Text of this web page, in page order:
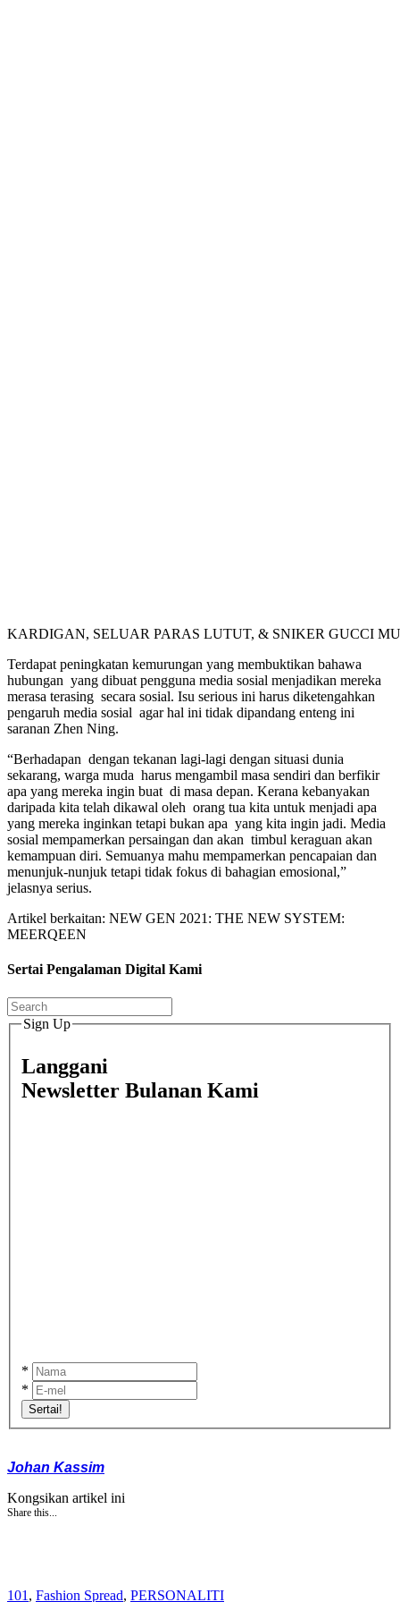
KARDIGAN, SELUAR PARAS LUTUT, & SNIKER GUCCI
Terdapat peningkatan kemurungan yang membuktikan bahawa
hubungan yang dibuat pengguna media sosial menjadikan mereka
merasa terasing secara sosial. Isu serious ini harus diketengahkan
pengaruh media sosial agar hal ini tidak dipandang enteng ini
saranan Zhen Ning.
“Berhadapan dengan tekanan lagi-lagi dengan situasi dunia
sekarang, warga muda harus mengambil masa sendiri dan berfikir
apa yang mereka ingin buat di masa depan. Kerana kebanyakan
daripada kita telah dikawal oleh orang tua kita untuk menjadi apa
yang mereka inginkan tetapi bukan apa yang kita ingin jadi. Media
sosial mempamerkan persaingan dan akan timbul keraguan akan
kemampuan diri. Semuanya mahu mempamerkan pencapaian dan
menunjuk-nunjuk tetapi tidak fokus di bahagian emosional,”
jelasnya serius.
Artikel berkaitan: NEW GEN 2021: THE NEW SYSTEM:
MEERQEEN
Sertai Pengalaman Digital Kami
Sign Up
Langgani
Newsletter Bulanan Kami
*
*
Sertai!
Johan Kassim
Kongsikan artikel ini
Share this...
101 , Fashion Spread, PERSONALITI